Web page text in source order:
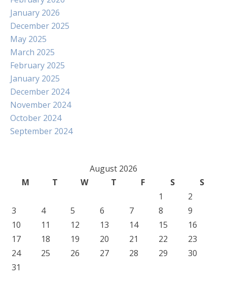
January 2026
December 2025
May 2025
March 2025
February 2025
January 2025
December 2024
November 2024
October 2024
September 2024
August 2026
M
T W T F S
S
1
2
3
4 5 6 7 8
9
10
11 12 13 14 15
16
17
18 19 20 21 22
23
24
25 26 27 28 29
30
31